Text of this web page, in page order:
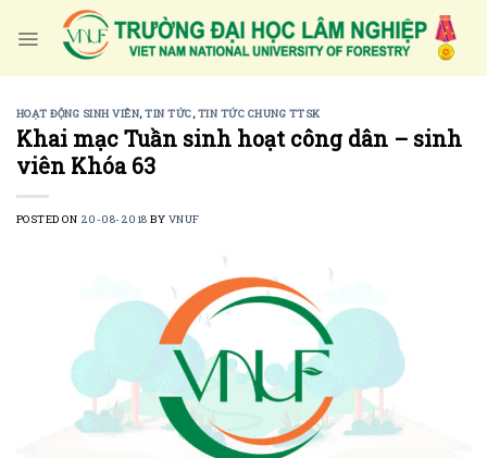
HOẠT ĐỘNG SINH VIÊN,TIN TỨC,TIN TỨC CHUNG TTSK
Khai mạc Tuần sinh hoạt công dân – sinh
viên Khóa 63
POSTED ON 20-08-2018 BY VNUF